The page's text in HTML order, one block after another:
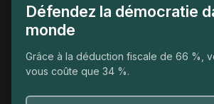
Join the Fight
Opérationnel
The Fondemos Review
Mentions légales
Défendez la démocratie
monde
Grâce à la déduction fiscale de 66 %,
vous coûte que 34 %.